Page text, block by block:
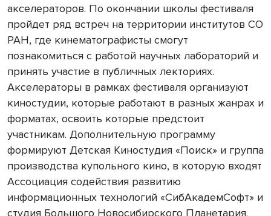
акселераторов. По окончании школы фестиваля
пройдет ряд встреч на территории институтов СО
РАН, где кинематографисты смогут
познакомиться с работой научных лабораторий и
принять участие в публичных лекториях.
Акселераторы в рамках фестиваля организуют
киностудии, которые работают в разных жанрах и
форматах, освоить которые предстоит
участникам. Дополнительную программу
формируют Детская Киностудия «Поиск» и группа
производства купольного кино, в которую входят
Ассоциация содействия развитию
информационных технологий «СибАкадемСофт» и
студия Большого Новосибирского Планетария.